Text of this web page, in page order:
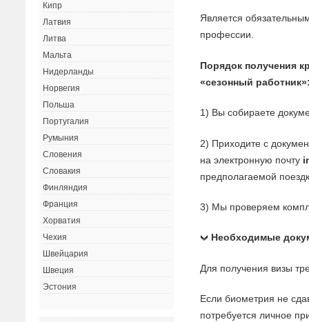
Является
профессии.
Порядок получения
«сезонный
1) Вы собираете
2) Приходите с
на электронную почту
предполагаемой
3) Мы проверяем
Необходимые
Для получения визы
Если биометрия не
потребуется личное
Кипр
Латвия
Литва
Мальта
Нидерланды
Норвегия
Польша
Португалия
Румыния
Словения
Словакия
Финляндия
Франция
Хорватия
Чехия
Швейцария
Швеция
Эстония